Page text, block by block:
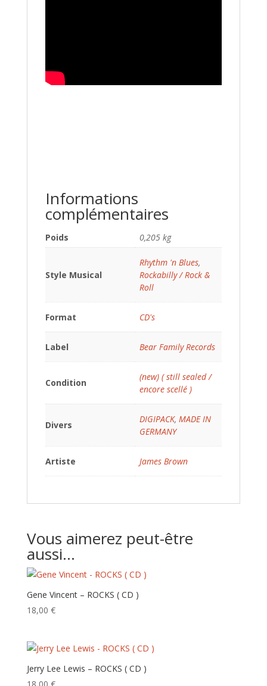
Informations
complémentaires
Poids 0,205 kg
Style Musical
Rhythm 'n Blues,
Rockabilly / Rock &
Roll
Format CD's
Label Bear Family Records
Condition
(new) ( still sealed /
encore scellé )
Divers
DIGIPACK, MADE IN
GERMANY
Artiste James Brown
Vous aimerez peut-être
aussi…
Gene Vincent – ROCKS ( CD )
18,00 €
Jerry Lee Lewis – ROCKS ( CD )